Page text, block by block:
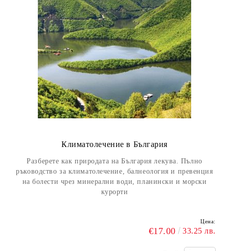
Климатолечение в България
Разберете как природата на България лекува. Пълно
ръководство за климатолечение, балнеология и превенция
на болести чрез минерални води, планински и морски
курорти
Цена:
€17.00 33.25 лв.